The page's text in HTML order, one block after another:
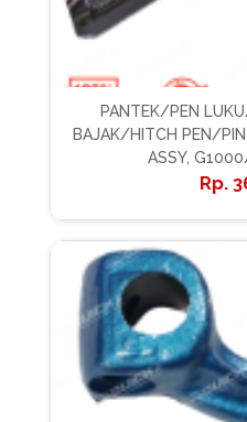
PANTEK/PEN
BAJAK/HITCH PEN/
ASSY,